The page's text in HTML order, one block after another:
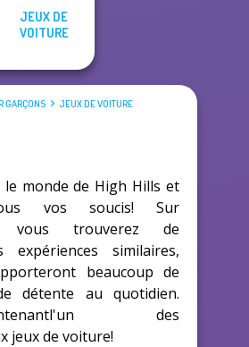
JEUX DE
VOITURE
GARÇONS JEUX DE VOITURE
le monde de High Hills et
vos soucis! Sur
vous trouverez de
expériences similaires,
beaucoup de
détente au quotidien.
des
jeux de voiture!